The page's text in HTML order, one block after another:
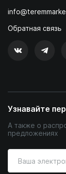
Обратная связь
Узнавайте
А также о
предложениях
ваш